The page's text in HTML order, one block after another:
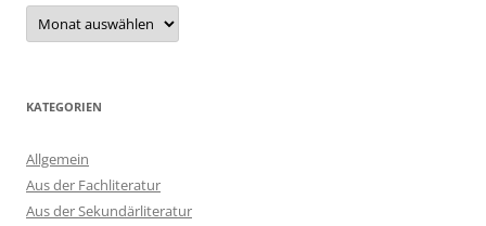
Archiv
KATEGORIEN
Allgemein
Aus der Fachliteratur
Aus der Sekundärliteratur